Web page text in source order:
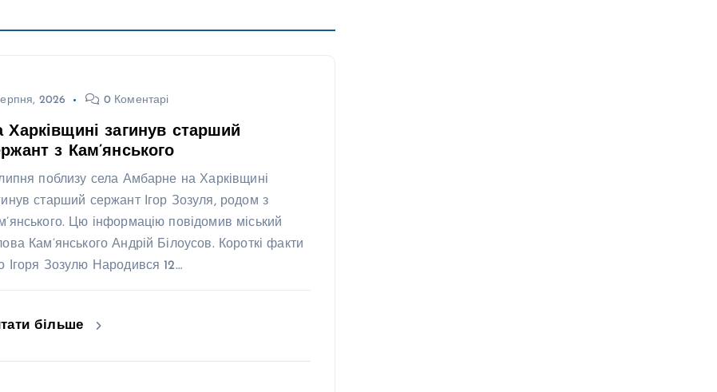
2026 0 Коментарі
Харківщині загинув старший
з Кам’янського
поблизу села Амбарне на Харківщині
старший сержант Ігор Зозуля, родом з
Цю інформацію повідомив міський
Кам’янського Андрій Білоусов. Короткі факти
Ігоря Зозулю Народився 12…
більше